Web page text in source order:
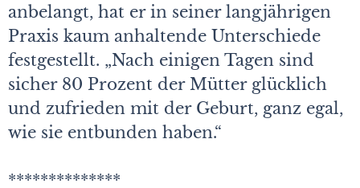
anbelangt, hat er in seiner langjährigen
Praxis kaum anhaltende Unterschiede
festgestellt. „Nach einigen Tagen sind
sicher 80 Prozent der Mütter glücklich
und zufrieden mit der Geburt, ganz egal,
wie sie entbunden haben.“
**************